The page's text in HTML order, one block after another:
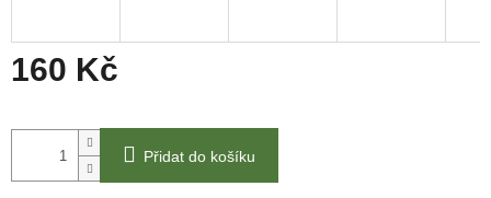
160 Kč
cena:
Přidat do košíku